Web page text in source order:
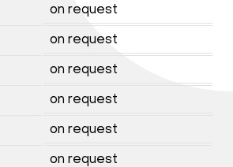
on request
on request
on request
on request
on request
on request